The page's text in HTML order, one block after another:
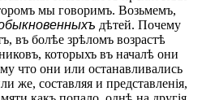
мы говоримъ. Возьмемъ,
дѣтей. Почему
въ болѣе зрѣломъ возрастѣ
которыхъ въ началѣ они
что они или останавливались
же, составляя и представленія,